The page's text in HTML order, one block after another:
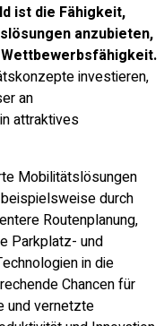
ist die Fähigkeit,
anzubieten,
investieren,
an
attraktives
Mobilitätslösungen
durch
Routenplanung,
Parkplatz- und
in die
Chancen für
und vernetzte